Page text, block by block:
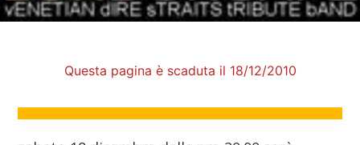
Questa pagina è scaduta il 18/12/2010